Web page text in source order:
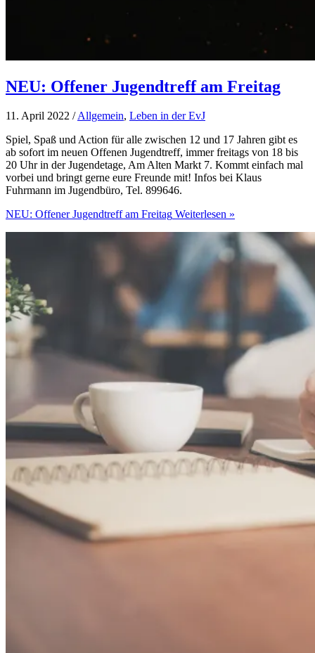
NEU: Offener Jugendtreff am Freitag
11. April 2022 /Allgemein, Leben in der EvJ
Spiel, Spaß und Action für alle zwischen 12 und 17 Jahren gibt es
ab sofort im neuen Offenen Jugendtreff, immer freitags von 18 bis
20 Uhr in der Jugendetage, Am Alten Markt 7. Kommt einfach mal
vorbei und bringt gerne eure Freunde mit! Infos bei Klaus
Fuhrmann im Jugendbüro, Tel. 899646.
NEU: Offener Jugendtreff am Freitag Weiterlesen »